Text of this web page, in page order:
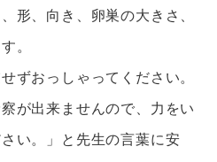
形、向き、卵巣の大きさ、
。
ずおっしゃってください。
が出来ませんので、力をい
い。」と先生の言葉に安